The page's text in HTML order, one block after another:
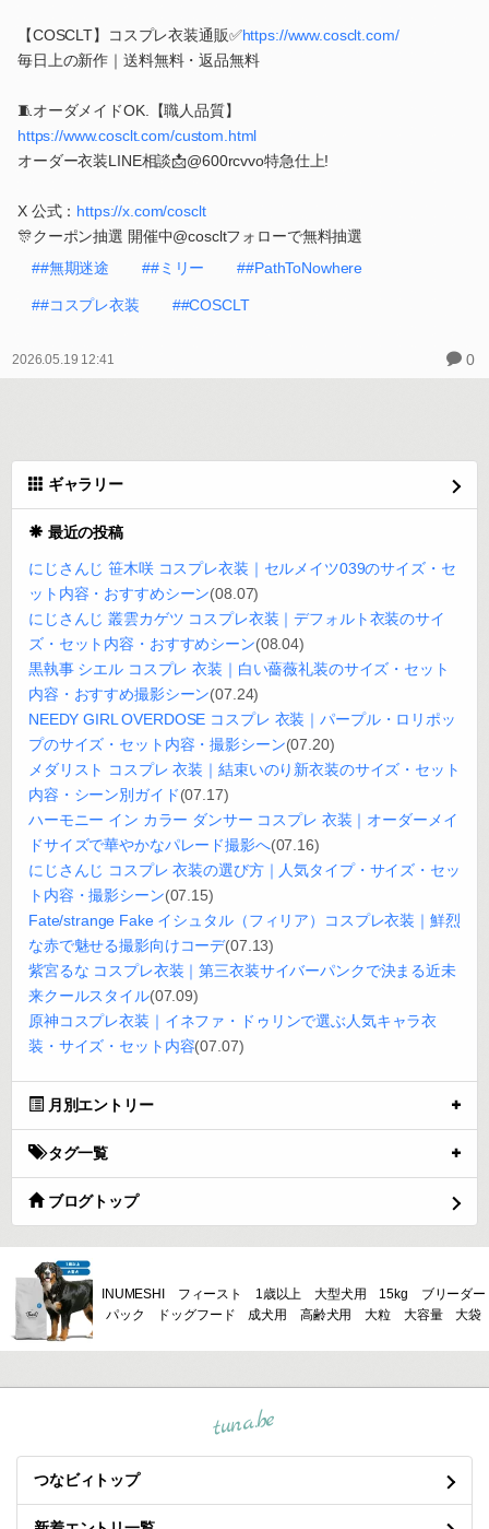
【COSCLT】コスプレ衣装通販✅https://www.cosclt.com/
毎日上の新作｜送料無料・返品無料
🧵オーダメイドOK.【職人品質】
https://www.cosclt.com/custom.html
オーダー衣装LINE相談📩@600rcvvo特急仕上!
X 公式： https://x.com/cosclt
🎊クーポン抽選 開催中@coscltフォローで無料抽選
##無期迷途
##ミリー ##PathToNowhere
##コスプレ衣装 ##COSCLT
2026.05.19 12:41 0
ギャラリー
最近の投稿
にじさんじ 笹木咲 コスプレ衣装｜セルメイツ039のサイズ・セ
ット内容・おすすめシーン(08.07)
にじさんじ 叢雲カゲツ コスプレ衣装｜デフォルト衣装のサイ
ズ・セット内容・おすすめシーン(08.04)
黒執事 シエル コスプレ 衣装｜白い薔薇礼装のサイズ・セット
内容・おすすめ撮影シーン(07.24)
NEEDY GIRL OVERDOSE コスプレ 衣装｜パープル・ロリポッ
プのサイズ・セット内容・撮影シーン(07.20)
メダリスト コスプレ 衣装｜結束いのり新衣装のサイズ・セット
内容・シーン別ガイド(07.17)
ハーモニー イン カラー ダンサー コスプレ 衣装｜オーダーメイ
ドサイズで華やかなパレード撮影へ(07.16)
にじさんじ コスプレ 衣装の選び方｜人気タイプ・サイズ・セッ
ト内容・撮影シーン(07.15)
Fate/strange Fake イシュタル（フィリア）コスプレ衣装｜鮮烈
な赤で魅せる撮影向けコーデ(07.13)
紫宮るな コスプレ衣装｜第三衣装サイバーパンクで決まる近未
来クールスタイル(07.09)
原神コスプレ衣装｜イネファ・ドゥリンで選ぶ人気キャラ衣
装・サイズ・セット内容(07.07)
月別エントリー
タグ一覧
ブログトップ
INUMESHI フィースト 1歳以上 大型犬用 15kg ブリーダー
パック ドッグフード 成犬用 高齢犬用 大粒 大容量 大袋
tuna.be
つなビィトップ